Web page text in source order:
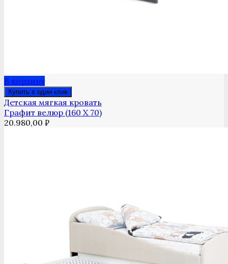
В корзину
Купить в один клик
Детская мягкая кровать
Графит велюр (160 Х 70)
20.980,00 ₽